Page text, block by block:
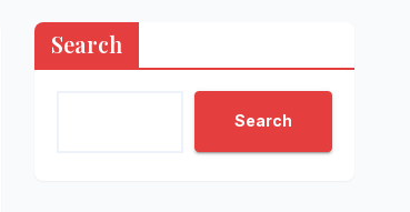
Search
Search